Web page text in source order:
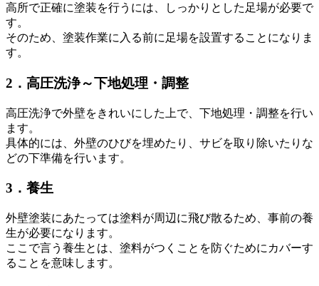
高所で正確に塗装を行うには、しっかりとした足場が必要で
す。
そのため、塗装作業に入る前に足場を設置することになりま
す。
2．高圧洗浄～下地処理・調整
高圧洗浄で外壁をきれいにした上で、下地処理・調整を行い
ます。
具体的には、外壁のひびを埋めたり、サビを取り除いたりな
どの下準備を行います。
3．養生
外壁塗装にあたっては塗料が周辺に飛び散るため、事前の養
生が必要になります。
ここで言う養生とは、塗料がつくことを防ぐためにカバーす
ることを意味します。